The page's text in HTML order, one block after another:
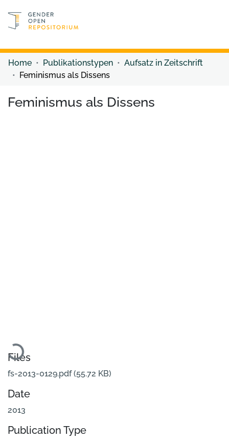
Discover content
Home Publikationstypen
Aufsatz in Zeitschrift
Feminismus als Dissens
Feminismus als Dissens
Loading...
Files
fs-2013-0129.pdf(55.72 KB)
Date
2013
Publication Type